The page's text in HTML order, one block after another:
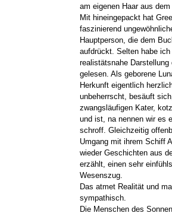
am eigenen Haar aus
Mit hineingepackt hat
faszinierend
Hauptperson, die dem
aufdrückt. Selten habe
realistätsnahe Darstellung
gelesen. Als geborene
Herkunft eigentlich
unbeherrscht, besäuft
zwangsläufigen Kater,
und ist, na nennen wir es
schroff. Gleichzeitig
Umgang mit ihrem Schiff
wieder Geschichten aus
erzählt, einen sehr
Wesenszug.
Das atmet Realität und
sympathisch.
Die Menschen des